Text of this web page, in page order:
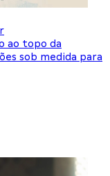
ao topo da
sob medida para